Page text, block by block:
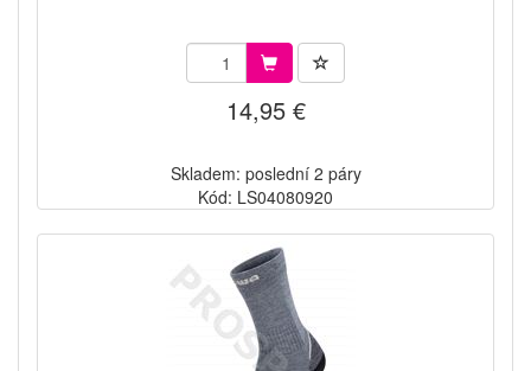
14,95 €
Skladem: poslední 2 páry
Kód: LS04080920